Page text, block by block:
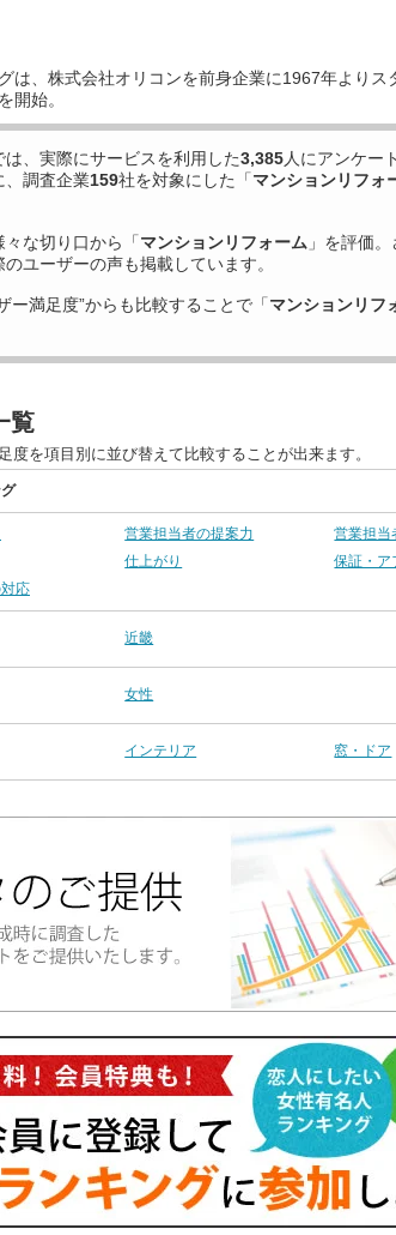
は、株式会社オリコンを前身企業に1967年よりス
開始。
、実際にサービスを利用した3,385人にアンケー
、調査企業159社を対象にした「マンションリフォ
な切り口から「マンションリフォーム 」を評価
ユーザーの声も掲載しています。
ー満足度”からも比較することで「マンションリフ
覧
度を項目別に並び替えて比較することが出来ます。
営業担当者の提案力
営業担当
仕上がり
保証・ア
応
近畿
女性
インテリア 窓・ドア